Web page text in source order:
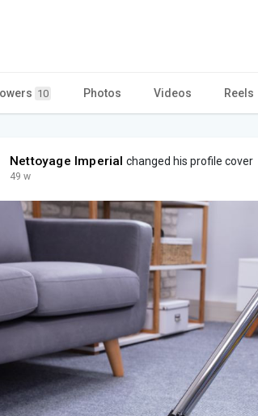
10 Photos Videos Reels
Nettoyage Imperial changed his profile cover
49 w